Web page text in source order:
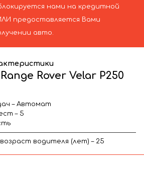
нами на кредитной
предоставляется Вами
авто.
Rover Velar P250
– Автомат
– 5
водителя (лет) – 25